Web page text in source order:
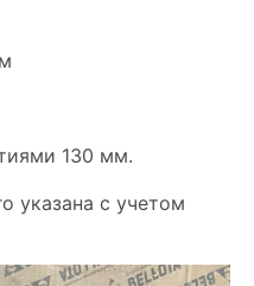
130 мм.
указана с учетом